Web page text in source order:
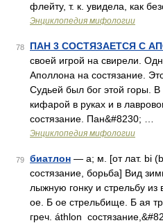
флейту, т. к. увидела, как
Энциклопедия мифологии
78 ПАН 3 СОСТЯЗАЕТСЯ С
своей игрой на свирели.
Аполлона на состязание.
Судьей был бог этой горы.
кифарой в руках и в
состязание. Пан&#8230; …
Энциклопедия мифологии
79 биатлон — а; м. [от лат. bi
состязание, борьба] Вид
лыжную гонку и стрельбу из
ое. Б ое стрельбище. Б ая
греч. áthlon